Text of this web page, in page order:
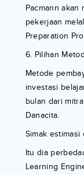
Pacmann akan
pekerjaan
Preparation
6. Pilihan
Metode
investasi
bulan dari
Danacita.
Simak estimasi
Itu dia
Learning